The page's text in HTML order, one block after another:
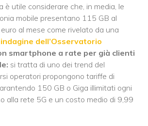
è utile considerare che, in media, le
mobile presentano 115 GB al
al mese come rivelato da una
dell’Osservatorio
smartphone a rate per già clienti
si tratta di uno dei trend del
operatori propongono tariffe di
150 GB o Giga illimitati ogni
alla rete 5G e un costo medio di 9,99